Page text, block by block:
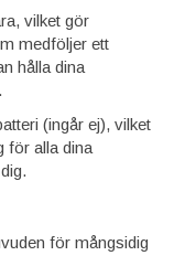
vilket gör
medföljer ett
hålla dina
(ingår ej), vilket
för alla dina
för mångsidig